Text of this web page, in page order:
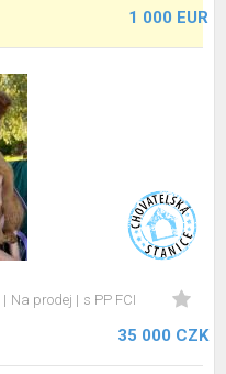
1 000 EUR
Na prodej s PP FCI
35 000 CZK